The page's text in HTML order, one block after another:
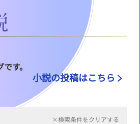
す。
小説の投稿はこちら
×検索条件をクリアする